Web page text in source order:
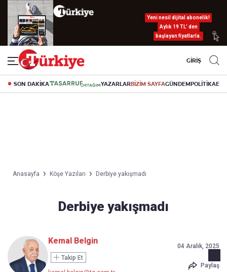
Yeni nesil dijital abonelik!
Aylık 19 TL’ den
başlayan fiyatlarla.
GİRİŞ
SON DAKİKA YAZARLARBİZİM SAYFAGÜNDEMPOLİTİKA
Anasayfa Köşe Yazıları Derbiye yakışmadı
Derbiye yakışmadı
Kemal Belgin
Takip Et
04 Aralık, 2025
Paylaş